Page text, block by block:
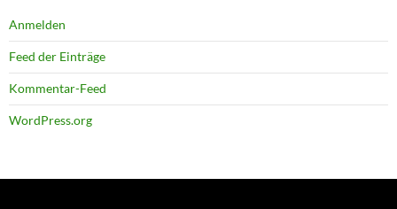
Anmelden
Feed der Einträge
Kommentar-Feed
WordPress.org